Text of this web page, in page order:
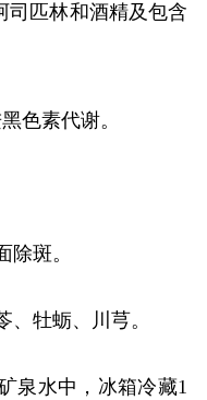
司匹林和酒精及包含
色素代谢。
斑。
牡蛎、川芎。
泉水中，冰箱冷藏1